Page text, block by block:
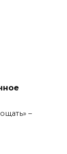
–